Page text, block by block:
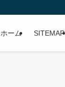
ホーム SITEMAP